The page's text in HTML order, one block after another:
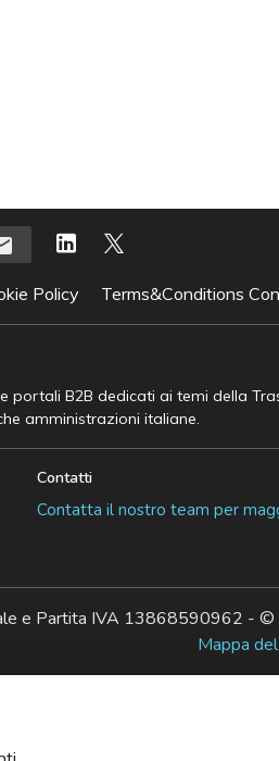
Policy Terms&Conditions
B2B dedicati ai temi della
amministrazioni italiane.
Contatti
Contatta il nostro team per
e Partita IVA 13868590962 -
Mappa